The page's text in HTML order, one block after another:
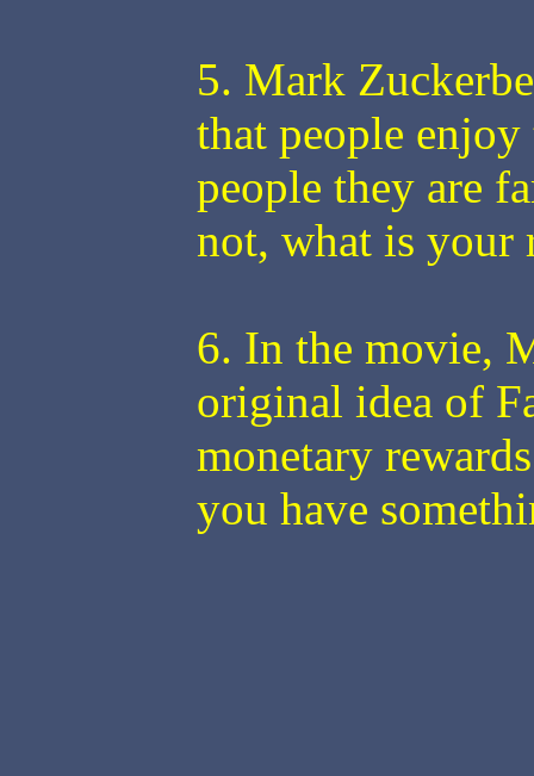
5. Mark
that people
people they are
not, what is your
6. In the movie,
original idea of
monetary
you have